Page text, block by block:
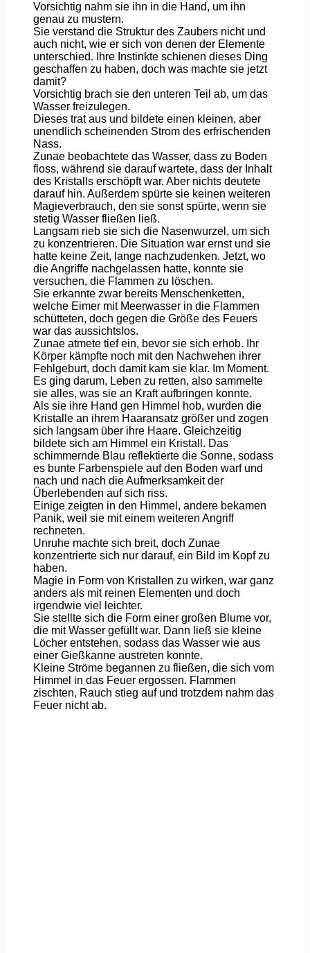
Vorsichtig nahm sie ihn in die Hand, um ihn
genau zu mustern.
Sie verstand die Struktur des Zaubers nicht und
auch nicht, wie er sich von denen der Elemente
unterschied. Ihre Instinkte schienen dieses Ding
geschaffen zu haben, doch was machte sie jetzt
damit?
Vorsichtig brach sie den unteren Teil ab, um das
Wasser freizulegen.
Dieses trat aus und bildete einen kleinen, aber
unendlich scheinenden Strom des erfrischenden
Nass.
Zunae beobachtete das Wasser, dass zu Boden
floss, während sie darauf wartete, dass der Inhalt
des Kristalls erschöpft war. Aber nichts deutete
darauf hin. Außerdem spürte sie keinen weiteren
Magieverbrauch, den sie sonst spürte, wenn sie
stetig Wasser fließen ließ.
Langsam rieb sie sich die Nasenwurzel, um sich
zu konzentrieren. Die Situation war ernst und sie
hatte keine Zeit, lange nachzudenken. Jetzt, wo
die Angriffe nachgelassen hatte, konnte sie
versuchen, die Flammen zu löschen.
Sie erkannte zwar bereits Menschenketten,
welche Eimer mit Meerwasser in die Flammen
schütteten, doch gegen die Größe des Feuers
war das aussichtslos.
Zunae atmete tief ein, bevor sie sich erhob. Ihr
Körper kämpfte noch mit den Nachwehen ihrer
Fehlgeburt, doch damit kam sie klar. Im Moment.
Es ging darum, Leben zu retten, also sammelte
sie alles, was sie an Kraft aufbringen konnte.
Als sie ihre Hand gen Himmel hob, wurden die
Kristalle an ihrem Haaransatz größer und zogen
sich langsam über ihre Haare. Gleichzeitig
bildete sich am Himmel ein Kristall. Das
schimmernde Blau reflektierte die Sonne, sodass
es bunte Farbenspiele auf den Boden warf und
nach und nach die Aufmerksamkeit der
Überlebenden auf sich riss.
Einige zeigten in den Himmel, andere bekamen
Panik, weil sie mit einem weiteren Angriff
rechneten.
Unruhe machte sich breit, doch Zunae
konzentrierte sich nur darauf, ein Bild im Kopf zu
haben.
Magie in Form von Kristallen zu wirken, war ganz
anders als mit reinen Elementen und doch
irgendwie viel leichter.
Sie stellte sich die Form einer großen Blume vor,
die mit Wasser gefüllt war. Dann ließ sie kleine
Löcher entstehen, sodass das Wasser wie aus
einer Gießkanne austreten konnte.
Kleine Ströme begannen zu fließen, die sich vom
Himmel in das Feuer ergossen. Flammen
zischten, Rauch stieg auf und trotzdem nahm das
Feuer nicht ab.